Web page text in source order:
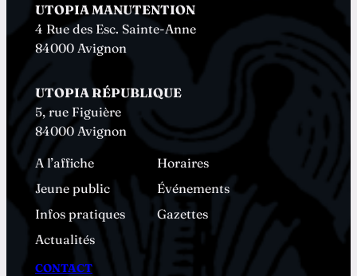
UTOPIA MANUTENTION
4 Rue des Esc. Sainte-Anne
84000 Avignon
UTOPIA RÉPUBLIQUE
5, rue Figuière
84000 Avignon
A l’affiche
Horaires
Jeune public
Événements
Infos pratiques
Gazettes
Actualités
CONTACT